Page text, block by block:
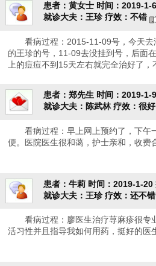
患者：黄女士 时间：2019-1-6
就诊大夫：王珍 疗效：不错
看病过程：2015-11-09号，今天
的王珍的号，11-09去没挂到号，后面
上的痘痘不到15天左右就完全治好了，
患者：郑先生 时间：2019-1-9
就诊大夫：陈武林 疗效：很好
看病过程：早上网上预约了，下午
便。医院医生很和蔼，护士亲和，收费
患者：牛莉 时间：2019-1-20
就诊大夫：王珍 疗效：还不错
看病过程：廖医生治疗荨麻疹很专
活习性并且指导我如何用药，挺好的医